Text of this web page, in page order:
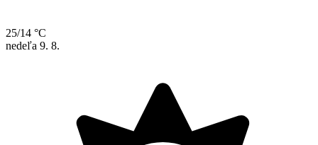
25/14 °C
nedeľa 9. 8.